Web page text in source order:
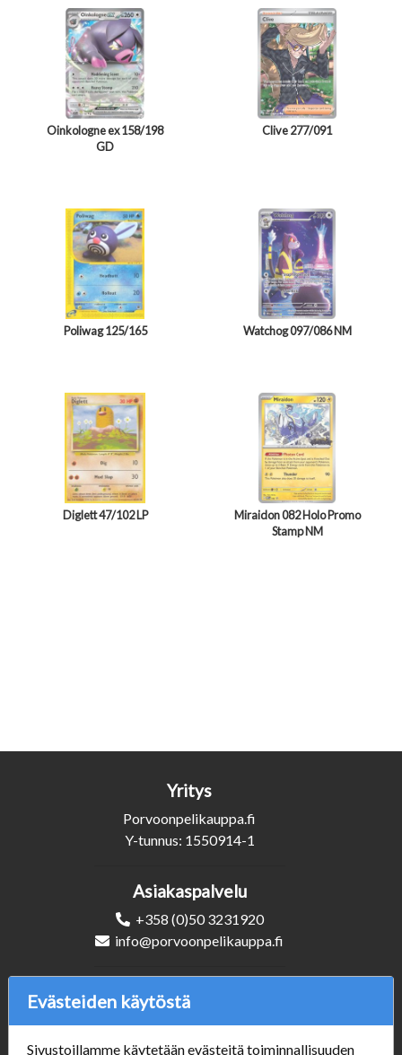
Oinkologne ex 158/198
GD
Clive 277/091
Poliwag 125/165 Watchog 097/086 NM
Diglett 47/102 LP
Miraidon 082 Holo Promo
Stamp NM
Yritys
Porvoonpelikauppa.fi
Y-tunnus: 1550914-1
Asiakaspalvelu
+358 (0)50 3231920
info@porvoonpelikauppa.fi
Seuraa Meitä
Evästeiden käytöstä
Sivustoillamme käytetään evästeitä toiminnallisuuden